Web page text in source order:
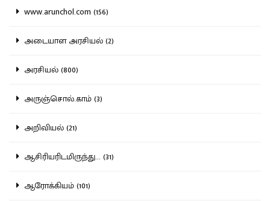
www.arunchol.com (156)
அடையாள அரசியல் (2)
அரசியல் (800)
அருஞ்சொல்.காம் (3)
அறிவியல் (21)
ஆசிரியரிடமிருந்து... (31)
ஆரோக்கியம் (101)